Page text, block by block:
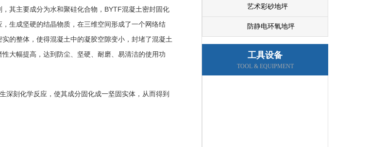
其主要成分为水和聚硅化合物， BYTF混凝土密封固化
生成坚硬的结晶物质，在三维空间形成了一个网络结
的整体，使得混凝土中的凝胶空隙变小，封堵了混凝土
大幅提高，达到防尘、坚硬、耐磨、易清洁的使用功
深刻化学反应，使其成分固化成一坚固实体，从而得到
艺术彩砂地坪
防静电环氧地坪
工具设备
TOOL & EQUIPMENT